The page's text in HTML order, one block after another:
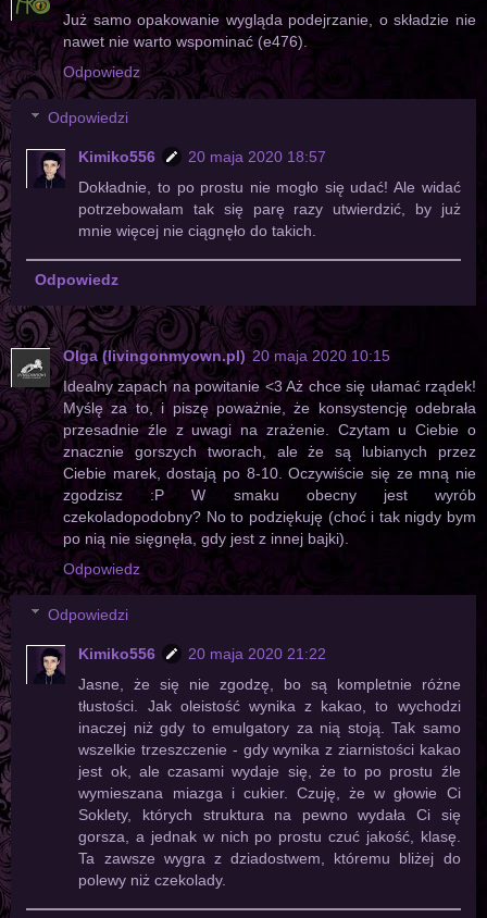
Już samo opakowanie wygląda podejrzanie, o składzie nie
nawet nie warto wspominać (e476).
Odpowiedz
Odpowiedzi
Kimiko556
20 maja 2020 18:57
Dokładnie, to po prostu nie mogło się udać! Ale widać
potrzebowałam tak się parę razy utwierdzić, by już
mnie więcej nie ciągnęło do takich.
Odpowiedz
Olga (livingonmyown.pl) 20 maja 2020 10:15
Idealny zapach na powitanie <3 Aż chce się ułamać rządek!
Myślę za to, i piszę poważnie, że konsystencję odebrała
przesadnie źle z uwagi na zrażenie. Czytam u Ciebie o
znacznie gorszych tworach, ale że są lubianych przez
Ciebie marek, dostają po 8-10. Oczywiście się ze mną nie
zgodzisz :P W smaku obecny jest wyrób
czekoladopodobny? No to podziękuję (choć i tak nigdy bym
po nią nie sięgnęła, gdy jest z innej bajki).
Odpowiedz
Odpowiedzi
Kimiko556
20 maja 2020 21:22
Jasne, że się nie zgodzę, bo są kompletnie różne
tłustości. Jak oleistość wynika z kakao, to wychodzi
inaczej niż gdy to emulgatory za nią stoją. Tak samo
wszelkie trzeszczenie - gdy wynika z ziarnistości kakao
jest ok, ale czasami wydaje się, że to po prostu źle
wymieszana miazga i cukier. Czuję, że w głowie Ci
Soklety, których struktura na pewno wydała Ci się
gorsza, a jednak w nich po prostu czuć jakość, klasę.
Ta zawsze wygra z dziadostwem, któremu bliżej do
polewy niż czekolady.